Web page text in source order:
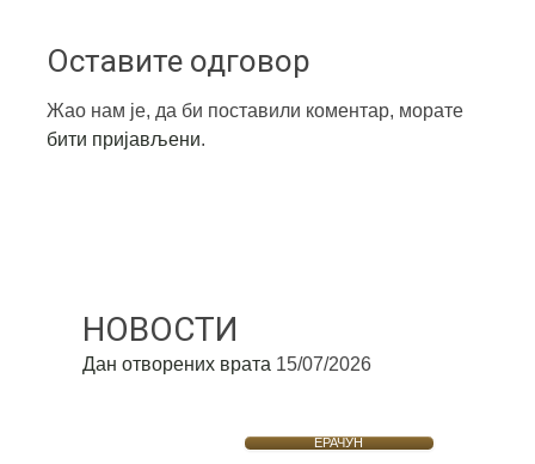
Оставите одговор
Жао нам је, да би поставили коментар, морате
бити пријављени.
НОВОСТИ
Дан отворених врата 15/07/2026
ЕРАЧУН